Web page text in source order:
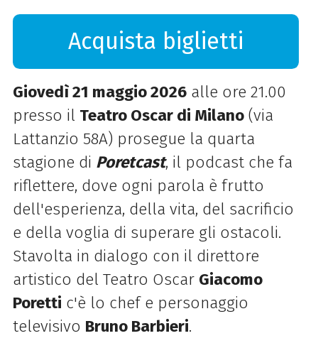
Acquista biglietti
Giovedì 21 maggio 2026alle ore 21.00
presso il Teatro Oscar di Milano(via
Lattanzio 58A) prosegue la quarta
stagione di Poretcast, il podcast che fa
riflettere, dove ogni parola è frutto
dell'esperienza, della vita, del sacrificio
e della voglia di superare gli ostacoli.
Stavolta in dialogo con il direttore
artistico del Teatro Oscar Giacomo
Poretti c'è lo chef e personaggio
televisivo Bruno Barbieri.